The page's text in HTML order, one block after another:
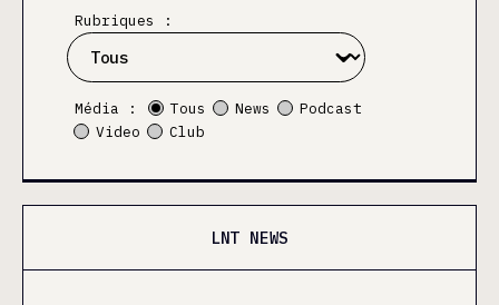
Rubriques :
Média : Tous News
Podcast
Video
Club
LNT NEWS